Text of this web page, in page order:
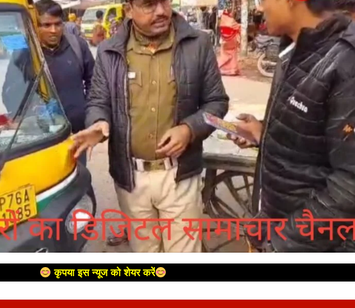
कृपया इस न्यूज को शेयर करें